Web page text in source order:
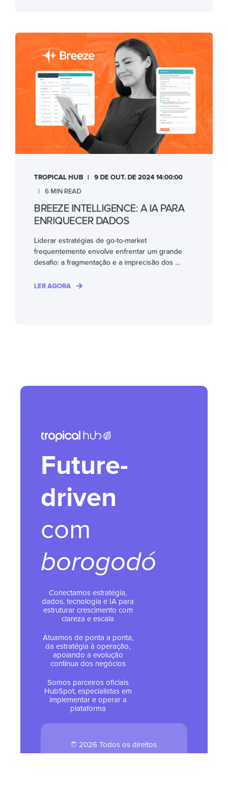
TROPICAL HUB
9 DE OUT. DE 2024 14:00:00
6 MIN READ
BREEZE INTELLIGENCE: A IA PARA
ENRIQUECER DADOS
Liderar estratégias de go-to-market
frequentemente envolve enfrentar um grande
desafio: a fragmentação e a imprecisão dos ...
LER AGORA
Future-
driven
com
borogodó
Conectamos estratégia,
dados, tecnologia e IA para
estruturar crescimento com
clareza e escala
Atuamos de ponta a ponta,
da estratégia à operação,
apoiando a evolução
contínua dos negócios
Somos parceiros oficiais
HubSpot, especialistas em
implementar e operar a
plataforma
© 2026 Todos os direitos